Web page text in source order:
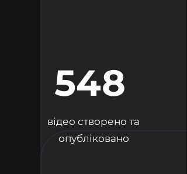
548
відео створено та
опубліковано